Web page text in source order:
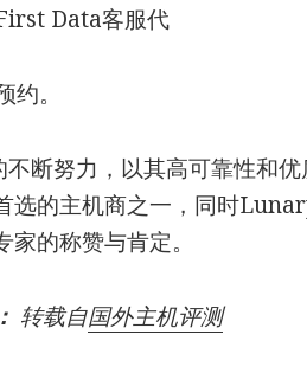
Data客服代
。
断努力，以其高可靠性和优
选的主机商之一，同时
的称赞与肯定。
转载自国外主机评测